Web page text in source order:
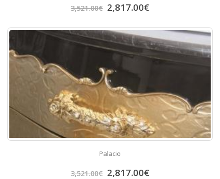
3,521.00€ 2,817.00€
Palacio
3,521.00€ 2,817.00€